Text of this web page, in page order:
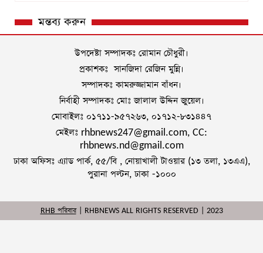
মন্তব্য করুন
উপদেষ্টা সম্পাদকঃ রোমান চৌধুরী।
প্রকাশকঃ সানজিদা রেজিন মুন্নি।
সম্পাদকঃ কামরুজ্জামান বাঁধন।
নির্বাহী সম্পাদকঃ মোঃ জালাল উদ্দিন জুয়েল।
মোবাইলঃ ০১৭১১-৯৫৭২৬৩, ০১৭১২-৮৩১৪৪৭
মেইলঃ rhbnews247@gmail.com, CC:
rhbnews.nd@gmail.com
ঢাকা অফিসঃ এ্যাড পার্ক, ৫৫/বি , নোয়াখালী টাওয়ার (১৩ তলা, ১৩এএ),
পুরানা পল্টন, ঢাকা -১০০০
RHB পরিবার| RHBNEWS ALL RIGHTS RESERVED | 2023